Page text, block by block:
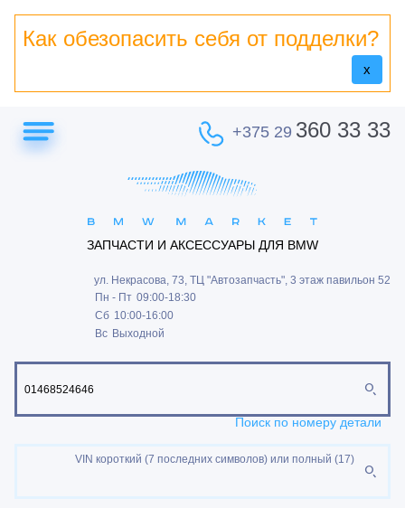
Как обезопасить себя от подделки?
x
+375 29 360 33 33
ЗАПЧАСТИ И АКСЕССУАРЫ ДЛЯ BMW
ул. Некрасова, 73, ТЦ "Автозапчасть", 3 этаж павильон 52
Пн - Пт 09:00-18:30
Сб 10:00-16:00
Вс Выходной
Поиск по номеру детали
VIN короткий (7 последних символов) или полный (17)